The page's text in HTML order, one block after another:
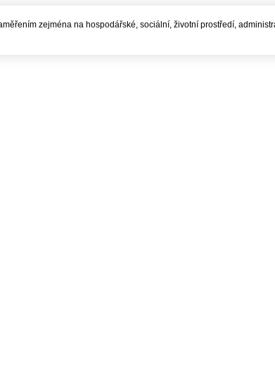
zejména na hospodářské, sociální, životní prostředí,